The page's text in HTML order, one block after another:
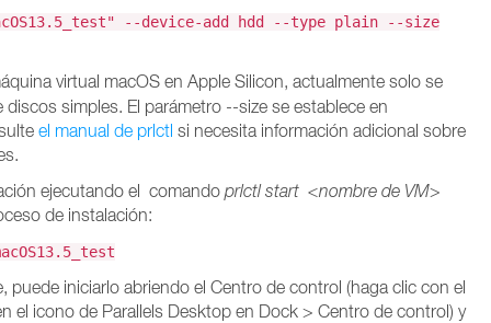
--device-add hdd --type plain --size
virtual macOS en Apple Silicon, actualmente solo se
discos simples. El parámetro --size se establece en
el manual de prlctl si necesita información adicional sobre
ejecutando el comando prlctl start <nombre de VM>
de instalación:
puede iniciarlo abriendo el Centro de control (haga clic con el
el icono de Parallels Desktop en Dock > Centro de control) y